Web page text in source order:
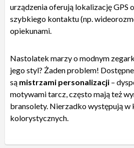
urządzenia oferują lokalizację GPS
szybkiego kontaktu (np.
opiekunami.
Nastolatek marzy o modnym
jego styl? Żaden problem!
są mistrzami personalizacji –
motywami tarcz, często mają też
bransolety. Nierzadko występują w
kolorystycznych.